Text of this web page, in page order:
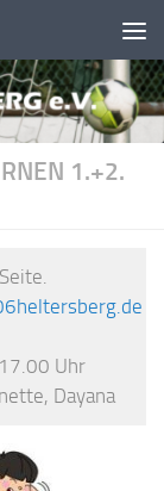
1.+2.
Uhr
Dayana